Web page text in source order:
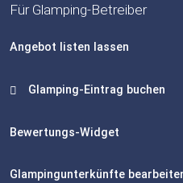
Für Glamping-Betreiber
Angebot listen lassen
Glamping-Eintrag buchen
Bewertungs-Widget
Glampingunterkünfte